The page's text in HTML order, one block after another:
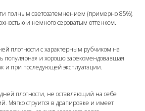
полным светозатемнением (примерно 85%).
и немного сероватым оттенком.
плотности с характерным рубчиком на
популярная и хорошо зарекомендовавшая
и при последующей эксплуатации.
плотности, не оставляющий на себе
Мягко струится в драпировке и имеет